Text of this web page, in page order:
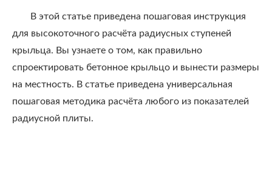
В этой статье приведена пошаговая инструкция
для высокоточного расчёта радиусных ступеней
крыльца. Вы узнаете о том, как правильно
спроектировать бетонное крыльцо и вынести размеры
на местность. В статье приведена универсальная
пошаговая методика расчёта любого из показателей
радиусной плиты.